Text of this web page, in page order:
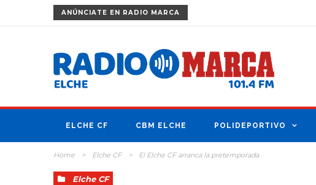
ANÚNCIATE EN RADIO MARCA
ELCHE CF CBM ELCHE POLIDEPORTIVO
Home > Elche CF > El Elche CF arranca la pretemporada
Elche CF